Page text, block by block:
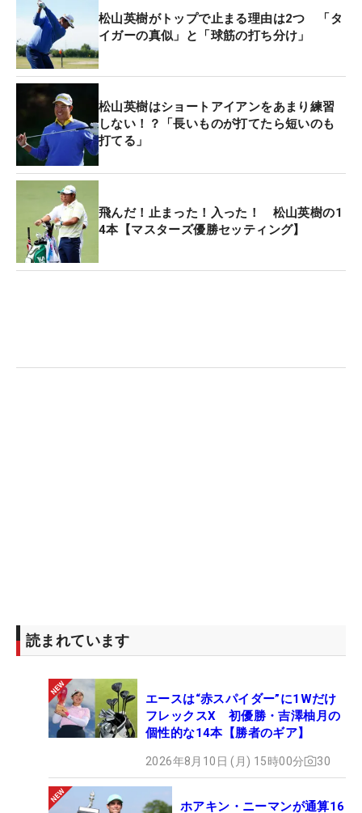
松山英樹がトップで止まる理由は2つ 「タ
イガーの真似」と「球筋の打ち分け」
松山英樹はショートアイアンをあまり練習
しない！？「長いものが打てたら短いのも
打てる」
飛んだ！止まった！入った！ 松山英樹の1
4本【マスターズ優勝セッティング】
読まれています
エースは“赤スパイダー”に1Wだけ
フレックスX 初優勝・吉澤柚月の
個性的な14本【勝者のギア】
2026年8月10日 (月) 15時00分 30
ホアキン・ニーマンが通算16